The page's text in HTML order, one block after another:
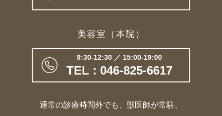
美容室（本院）
9:30-12:30 ／ 15:00-19:00
TEL : 046-825-6617
通常の診療時間外でも、獣医師が常駐、